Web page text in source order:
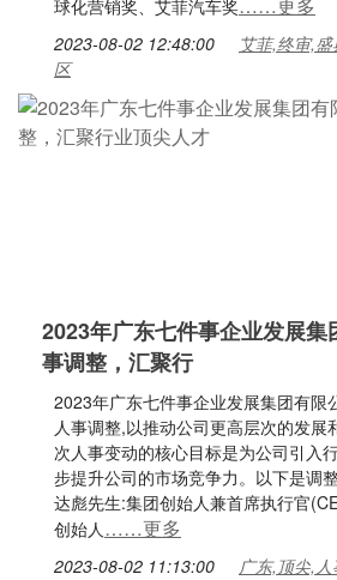
球化营销奖、艾菲汽车奖
2023-08-02 12:48:00
艾菲,终审,
区
2023年广东七件事企业发展集
事调整，汇聚行
2023年广东七件事企业发展集团有限
人事调整,以推动公司更高层次的发展
次人事变动的核心目标是为公司引入
步提升公司的市场竞争力。以下是调
达彪先生:集团创始人兼首席执行官
创始人……更多
2023-08-02 11:13:00 广东,顶尖,